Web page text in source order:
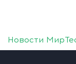
Новости